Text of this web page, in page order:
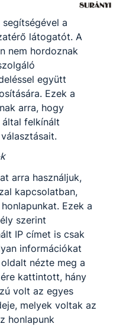
vagy
a
látogatót. A
nem hordoznak
együtt
Ezek a
arra, hogy
által felkínált
arra használjuk,
kapcsolatban,
Ezek a
szerint
IP címet is csak
információkat
nézte meg a
kattintott, hány
volt az egyes
melyek voltak az
honlapunk